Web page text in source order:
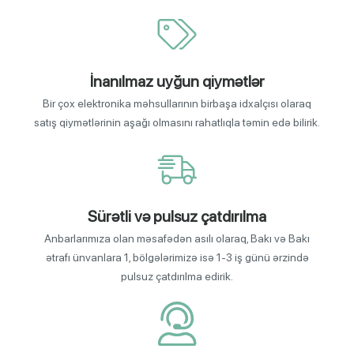
İnanılmaz uyğun qiymətlər
Bir çox elektronika məhsullarının birbaşa idxalçısı olaraq
satış qiymətlərinin aşağı olmasını rahatlıqla təmin edə bilirik.
Sürətli və pulsuz çatdırılma
Anbarlarımıza olan məsafədən asılı olaraq, Bakı və Bakı
ətrafı ünvanlara 1, bölgələrimizə isə 1-3 iş günü ərzində
pulsuz çatdırılma edirik.